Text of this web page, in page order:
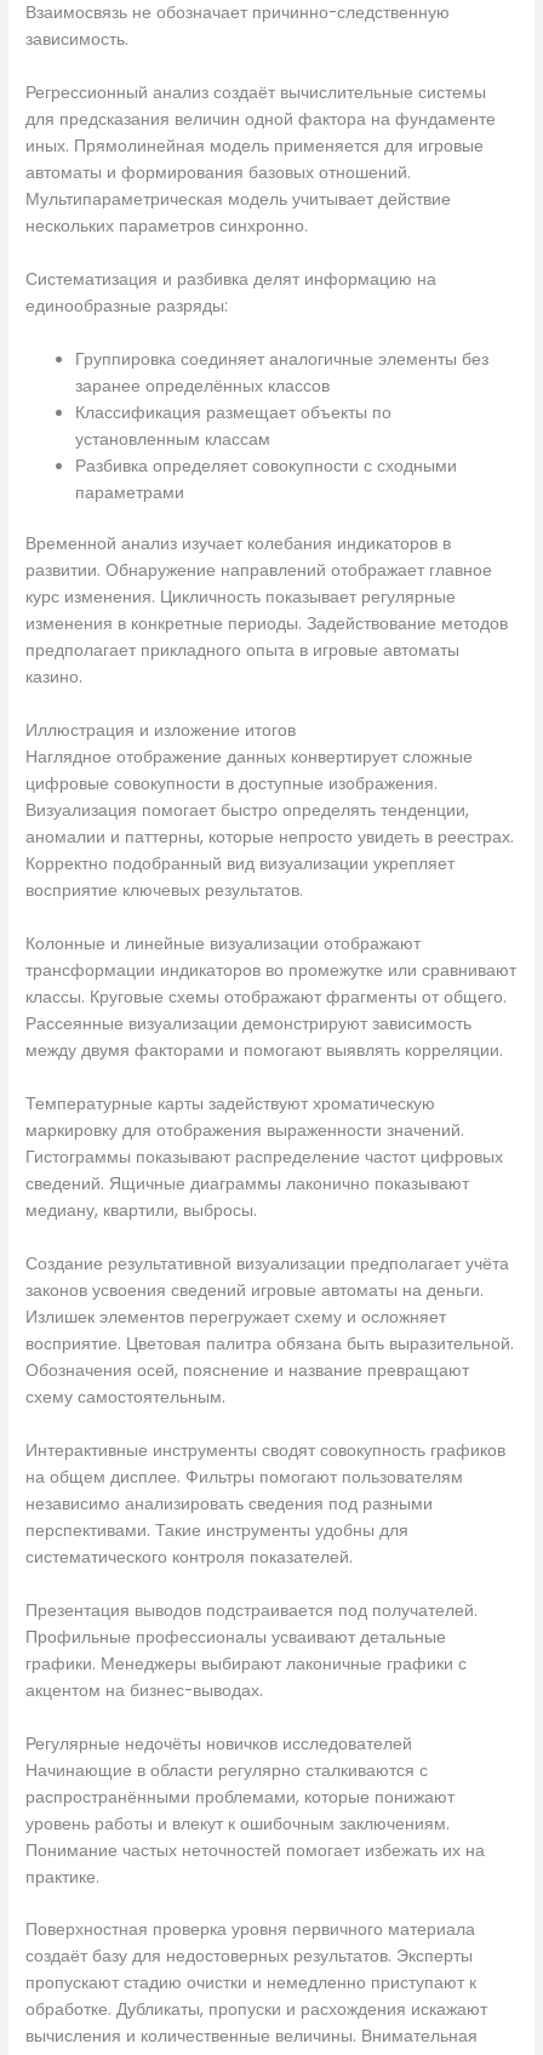
Взаимосвязь не обозначает причинно-следственную
зависимость.
Регрессионный анализ создаёт вычислительные системы
для предсказания величин одной фактора на фундаменте
иных. Прямолинейная модель применяется для игровые
автоматы и формирования базовых отношений.
Мультипараметрическая модель учитывает действие
нескольких параметров синхронно.
Систематизация и разбивка делят информацию на
единообразные разряды:
Группировка соединяет аналогичные элементы без
заранее определённых классов
Классификация размещает объекты по
установленным классам
Разбивка определяет совокупности с сходными
параметрами
Временной анализ изучает колебания индикаторов в
развитии. Обнаружение направлений отображает главное
курс изменения. Цикличность показывает регулярные
изменения в конкретные периоды. Задействование методов
предполагает прикладного опыта в игровые автоматы
казино.
Иллюстрация и изложение итогов
Наглядное отображение данных конвертирует сложные
цифровые совокупности в доступные изображения.
Визуализация помогает быстро определять тенденции,
аномалии и паттерны, которые непросто увидеть в реестрах.
Корректно подобранный вид визуализации укрепляет
восприятие ключевых результатов.
Колонные и линейные визуализации отображают
трансформации индикаторов во промежутке или сравнивают
классы. Круговые схемы отображают фрагменты от общего.
Рассеянные визуализации демонстрируют зависимость
между двумя факторами и помогают выявлять корреляции.
Температурные карты задействуют хроматическую
маркировку для отображения выраженности значений.
Гистограммы показывают распределение частот цифровых
сведений. Ящичные диаграммы лаконично показывают
медиану, квартили, выбросы.
Создание результативной визуализации предполагает учёта
законов усвоения сведений игровые автоматы на деньги.
Излишек элементов перегружает схему и осложняет
восприятие. Цветовая палитра обязана быть выразительной.
Обозначения осей, пояснение и название превращают
схему самостоятельным.
Интерактивные инструменты сводят совокупность графиков
на общем дисплее. Фильтры помогают пользователям
независимо анализировать сведения под разными
перспективами. Такие инструменты удобны для
систематического контроля показателей.
Презентация выводов подстраивается под получателей.
Профильные профессионалы усваивают детальные
графики. Менеджеры выбирают лаконичные графики с
акцентом на бизнес-выводах.
Регулярные недочёты новичков исследователей
Начинающие в области регулярно сталкиваются с
распространёнными проблемами, которые понижают
уровень работы и влекут к ошибочным заключениям.
Понимание частых неточностей помогает избежать их на
практике.
Поверхностная проверка уровня первичного материала
создаёт базу для недостоверных результатов. Эксперты
пропускают стадию очистки и немедленно приступают к
обработке. Дубликаты, пропуски и расхождения искажают
вычисления и количественные величины. Внимательная